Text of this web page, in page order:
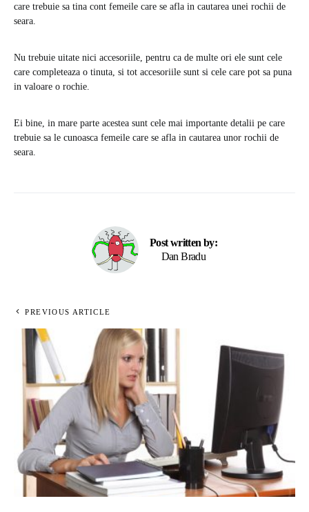
care trebuie sa tina cont femeile care se afla in cautarea unei rochii de
seara.
Nu trebuie uitate nici accesoriile, pentru ca de multe ori ele sunt cele
care completeaza o tinuta, si tot accesoriile sunt si cele care pot sa puna
in valoare o rochie.
Ei bine, in mare parte acestea sunt cele mai importante detalii pe care
trebuie sa le cunoasca femeile care se afla in cautarea unor rochii de
seara.
Post written by:
Dan Bradu
PREVIOUS ARTICLE